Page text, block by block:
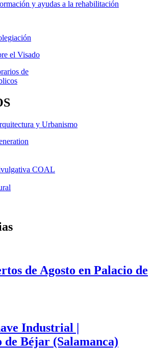
y ayudas a la rehabilitación
el Visado
de
y Urbanismo
COAL
de Agosto en Palacio de
Industrial |
de Béjar (Salamanca)